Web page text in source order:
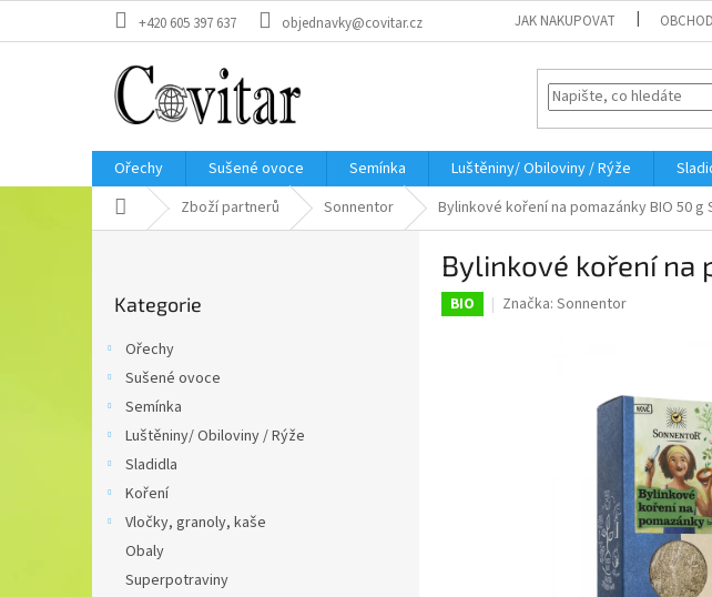
+420 605 397 637 objednavky@covitar.cz JAK NAKUPOVAT
Ořechy Sušené ovoce Semínka Luštěniny/ Obiloviny / Rýže
Domů Zboží partnerů Sonnentor Bylinkové koření na pomazánky BIO 50 g
kategorie
Kategorie
Ořechy
Sušené ovoce
Semínka
Luštěniny/ Obiloviny / Rýže
Sladidla
Koření
Vločky, granoly, kaše
Obaly
Superpotraviny
Bylinkové koření na
BIO Značka: Sonnentor